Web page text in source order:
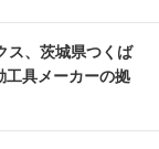
ス、茨城県つくば
工具メーカーの拠